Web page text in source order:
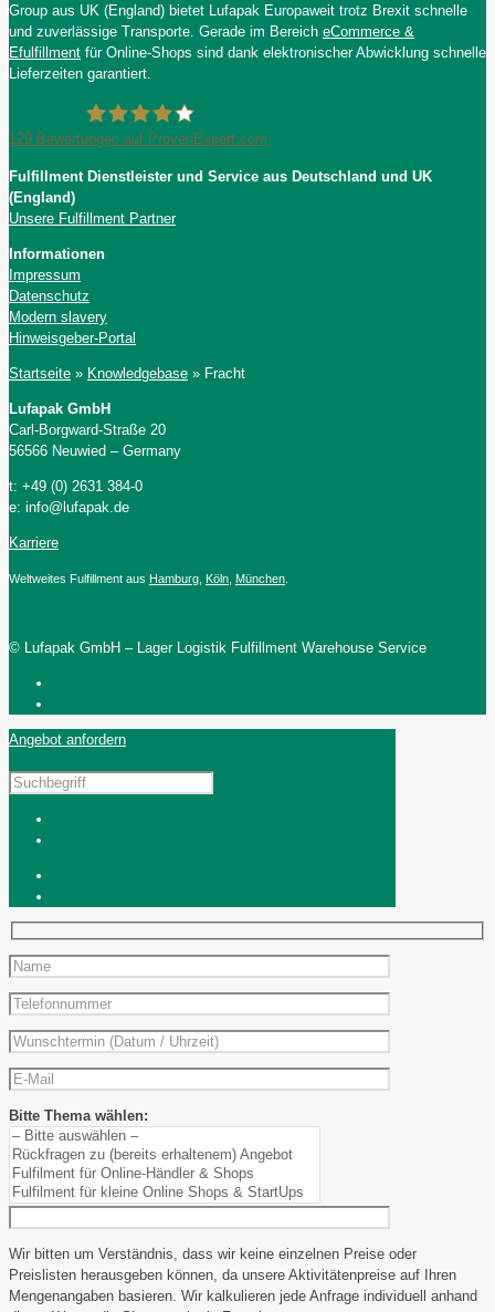
Group aus UK (England) bietet Lufapak Europaweit trotz Brexit schnelle
und zuverlässige Transporte. Gerade im Bereich eCommerce &
Efulfillment für Online-Shops sind dank elektronischer Abwicklung schnelle
Lieferzeiten garantiert.
Lufapak GmbH
129 Bewertungen auf ProvenExpert.com
Fulfillment Dienstleister und Service aus Deutschland und UK
(England)
Unsere Fulfillment Partner
Informationen
Impressum
Datenschutz
Modern slavery
Hinweisgeber-Portal
Startseite » Knowledgebase » Fracht
Lufapak GmbH
Carl-Borgward-Straße 20
56566 Neuwied – Germany
t: +49 (0) 2631 384-0
e: info@lufapak.de
Karriere
Weltweites Fulfillment aus Hamburg Köln München
© Lufapak GmbH – Lager Logistik Fulfillment Warehouse Service
Angebot anfordern
Bitte Thema wählen:
Wir bitten um Verständnis, dass wir keine einzelnen Preise oder
Preislisten herausgeben können, da unsere Aktivitätenpreise auf Ihren
Mengenangaben basieren. Wir kalkulieren jede Anfrage individuell anhand